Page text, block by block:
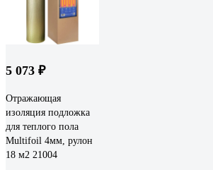
5 073 ₽
Отражающая
изоляция подложка
для теплого пола
Multifoil 4мм, рулон
18 м2 21004